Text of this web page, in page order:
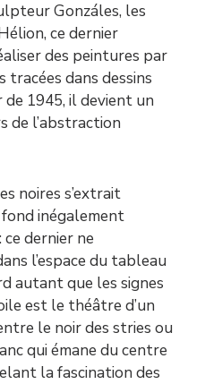
Gonzáles, les
ce dernier
des peintures par
dans dessins
1945, il devient un
de l’abstraction
noires s’extrait
inégalement
dernier ne
l’espace du tableau
autant que les signes
est le théâtre d’un
le noir des stries ou
qui émane du centre
la fascination des